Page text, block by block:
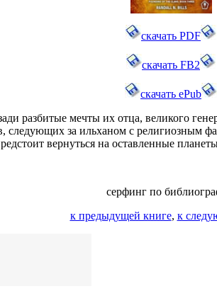
скачать PDF
cкачать FB2
cкачать ePub
разбитые мечты их отца, великого
следующих за ильханом с религиозным
вернуться на оставленные
серфинг по
к предыдущей книге, к